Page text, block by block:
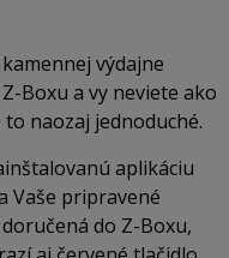
výdajne
Boxu a vy neviete ako
naozaj jednoduché.
aplikáciu
Vaše pripravené
do Z-Boxu,